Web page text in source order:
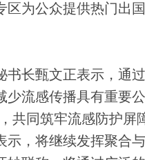
区为公众提供热门出
长甄文正表示，通
少流感传播具有重要
共同筑牢流感防护
，将继续发挥聚合